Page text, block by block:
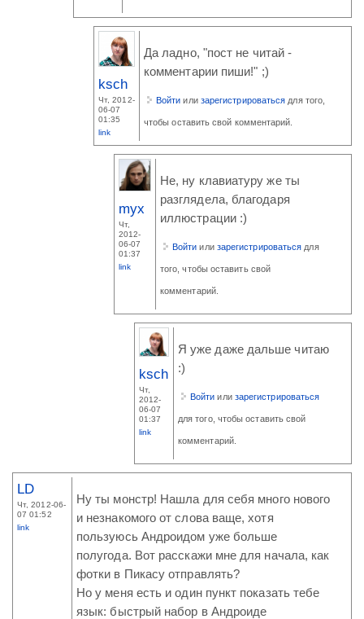
ksch
Чт, 2012-
06-07
01:35
link
Да ладно, "пост не читай -
комментарии пиши!" ;)
Войти или зарегистрироваться для того,
чтобы оставить свой комментарий.
myx
Чт,
2012-
06-07
01:37
link
Не, ну клавиатуру же ты
разглядела, благодаря
иллюстрации :)
Войти или зарегистрироваться для
того, чтобы оставить свой
комментарий.
ksch
Чт,
2012-
06-07
01:37
link
Я уже даже дальше читаю
:)
Войти или зарегистрироваться
для того, чтобы оставить свой
комментарий.
LD
Чт, 2012-06-
07 01:52
link
Ну ты монстр! Нашла для себя много нового
и незнакомого от слова ваще, хотя
пользуюсь Андроидом уже больше
полугода. Вот расскажи мне для начала, как
фотки в Пикасу отправлять?
Но у меня есть и один пункт показать тебе
язык: быстрый набор в Андроиде